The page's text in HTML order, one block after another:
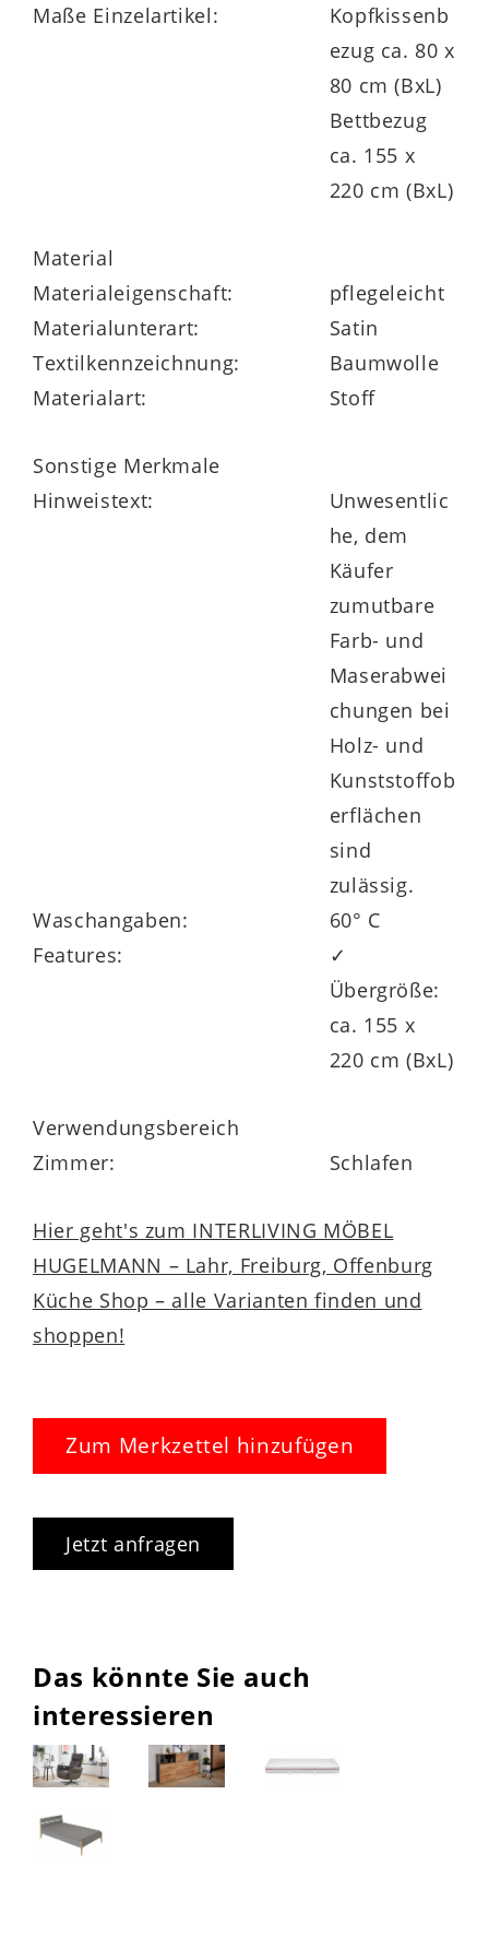
Maße Einzelartikel:
Kopfkissenb
ezug ca. 80 x
80 cm (BxL)
Bettbezug
ca. 155 x
220 cm (BxL)
Material
Materialeigenschaft:
pflegeleicht
Materialunterart:
Satin
Textilkennzeichnung:
Baumwolle
Materialart:
Stoff
Sonstige Merkmale
Hinweistext:
Unwesentlic
he, dem
Käufer
zumutbare
Farb- und
Maserabwei
chungen bei
Holz- und
Kunststoffob
erflächen
sind
zulässig.
Waschangaben:
60° C
Features:
✓
Übergröße:
ca. 155 x
220 cm (BxL)
Verwendungsbereich
Zimmer:
Schlafen
Hier geht's zum INTERLIVING MÖBEL
HUGELMANN – Lahr, Freiburg, Offenburg
Küche Shop – alle Varianten finden und
shoppen!
Zum Merkzettel hinzufügen
Jetzt anfragen
Das könnte Sie auch
interessieren